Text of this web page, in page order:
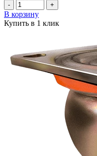
- +
В корзину
Купить в 1 клик